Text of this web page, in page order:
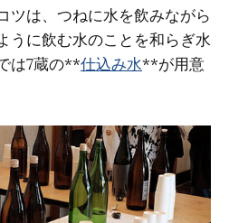
ツは、つねに水を飲みながら
うに飲む水のことを和らぎ水
は7蔵の**仕込み水**が用意